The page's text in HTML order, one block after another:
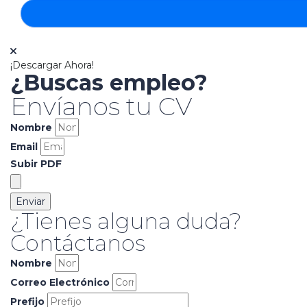
¡Descargar Ahora!
¿Buscas empleo?
Envíanos tu CV
Nombre
Email
Subir PDF
Enviar
¿Tienes alguna duda?
Contáctanos
Nombre
Correo Electrónico
Prefijo